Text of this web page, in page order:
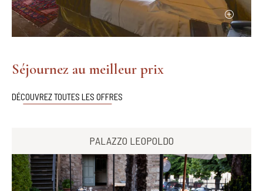
Séjournez au meilleur prix
DÉCOUVREZ TOUTES LES OFFRES
PALAZZO LEOPOLDO